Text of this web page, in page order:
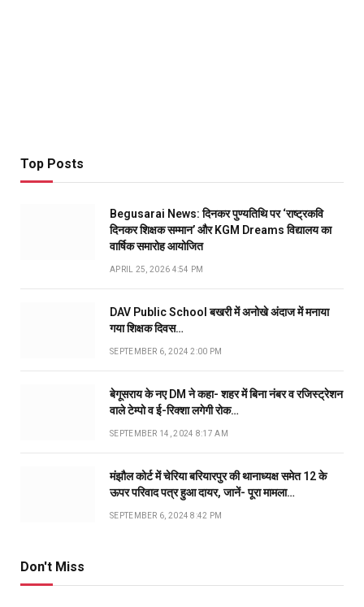
Top Posts
Begusarai News: दिनकर पुण्यतिथि पर ‘राष्ट्रकवि
दिनकर शिक्षक सम्मान’ और KGM Dreams विद्यालय का
वार्षिक समारोह आयोजित
APRIL 25, 2026 4:54 PM
DAV Public School बखरी में अनोखे अंदाज में मनाया
गया शिक्षक दिवस…
SEPTEMBER 6, 2024 2:00 PM
बेगूसराय के नए DM ने कहा- शहर में बिना नंबर व रजिस्ट्रेशन
वाले टेम्पो व ई-रिक्शा लगेगी रोक…
SEPTEMBER 14, 2024 8:17 AM
मंझौल कोर्ट में चेरिया बरियारपुर की थानाध्यक्ष समेत 12 के
ऊपर परिवाद पत्र हुआ दायर, जानें- पूरा मामला…
SEPTEMBER 6, 2024 8:42 PM
Don't Miss